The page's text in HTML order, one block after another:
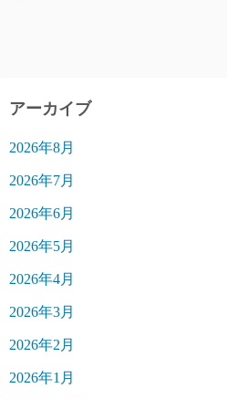
アーカイブ
2026年8月
2026年7月
2026年6月
2026年5月
2026年4月
2026年3月
2026年2月
2026年1月